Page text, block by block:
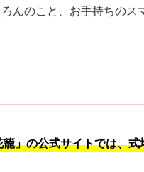
んのこと、お手持ちの
」の公式サイトでは、